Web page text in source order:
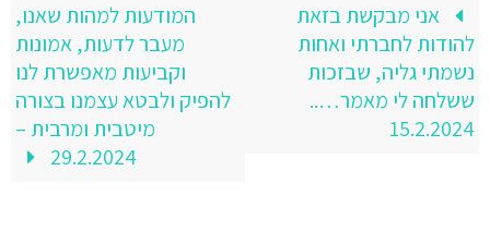
אני מבקשת בזאת
להודות לחברתי ואחות
נשמתי גליה, שבזכות
ששלחה לי מאמר…..
15.2.2024
המודעות למהות שאנו,
מעבר לדעות, אמונות
וקביעות מאפשרת לנו
להפיק ולבטא עצמנו בצורה
מיטבית ומרבית –
29.2.2024